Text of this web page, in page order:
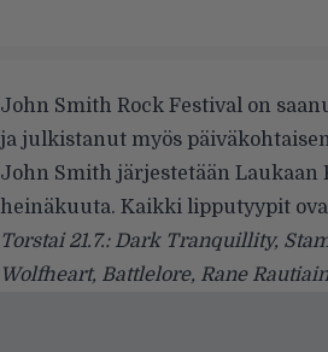
John Smith Rock Festival on
ja julkistanut myös
John Smith järjestetään
heinäkuuta. Kaikki lipputyypit
Torstai 21.7.: Dark Tranquillity,
Wolfheart, Battlelore, Rane